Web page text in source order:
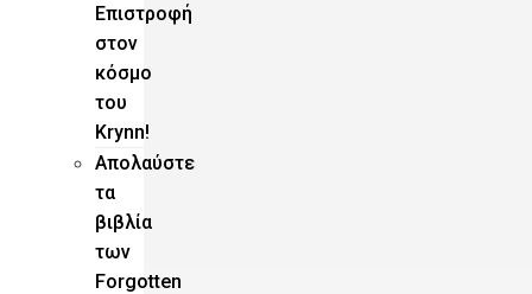
Eπιστροφή
στον
κόσμο
του
Krynn!
Απολαύστε
τα
βιβλία
των
Forgotten